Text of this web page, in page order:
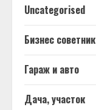
Uncategorised
Бизнес советник
Гараж и авто
Дача, участок